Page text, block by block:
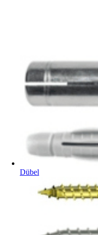
Dübel